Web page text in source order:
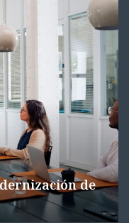
de